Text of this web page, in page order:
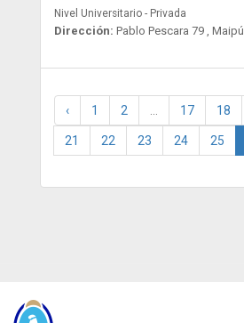
Nivel Universitario - Privada
Dirección: Pablo Pescara 79 , Maipú
‹ 1 2 17 18
21 22 23 24 25